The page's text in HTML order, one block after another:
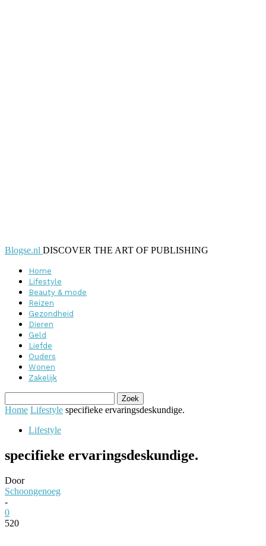
Blogse.nl DISCOVER THE ART OF PUBLISHING
Home
Lifestyle
Beauty & mode
Reizen
Gezondheid
Dieren
Geld
Liefde
Ouders
Wonen
Zakelijk
Home Lifestyle specifieke ervaringsdeskundige.
Lifestyle
specifieke ervaringsdeskundige.
Door
Schoongenoeg
-
0
520